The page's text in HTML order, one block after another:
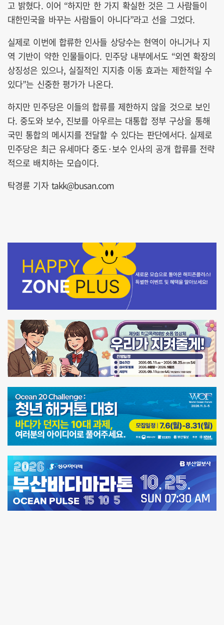
고 밝혔다. 이어 “하지만 한 가지 확실한 것은 그 사람들이
대한민국을 바꾸는 사람들이 아니다”라고 선을 그었다.
실제로 이번에 합류한 인사들 상당수는 현역이 아니거나 지
역 기반이 약한 인물들이다. 민주당 내부에서도 “외연 확장의
상징성은 있으나, 실질적인 지지층 이동 효과는 제한적일 수
있다”는 신중한 평가가 나온다.
하지만 민주당은 이들의 합류를 제한하지 않을 것으로 보인
다. 중도와 보수, 진보를 아우르는 대통합 정부 구상을 통해
국민 통합의 메시지를 전달할 수 있다는 판단에서다. 실제로
민주당은 최근 유세마다 중도·보수 인사의 공개 합류를 전략
적으로 배치하는 모습이다.
탁경륜 기자 takk@busan.com